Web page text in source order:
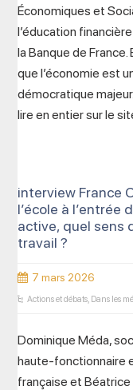
Économiques et
l’éducation
la Banque de France.
que l’économie est
démocratique
lire en entier sur le
interview France
l’école à l’entrée
active, quel sens
travail ?
7 mars 2026
Actions et débats, Dans les
Dominique Méda,
haute-fonctionnaire
française et